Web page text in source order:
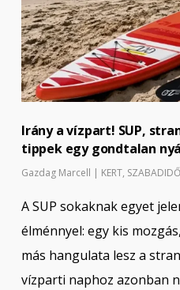
Irány a vízpart! SUP,
tippek egy gondtalan
Gazdag Marcell | KERT, SZABADIDŐ
A SUP sokaknak egyet
élménnyel: egy kis
más hangulata lesz a
vízparti naphoz azonban